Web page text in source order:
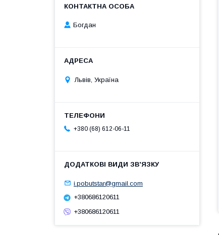
Богдан
Львів, Україна
+380 (68) 612-06-11
i.pobutstar@gmail.com
+380686120611
+380686120611